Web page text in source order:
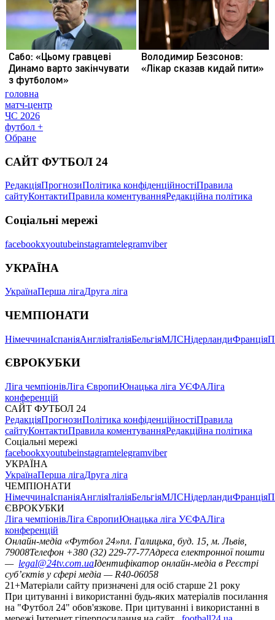
головна
матч-центр
ЧС 2026
футбол +
Обране
САЙТ ФУТБОЛ 24
РедакціяПрогнозиПолітика конфіденційностіПравила
сайтуКонтактиПравила коментуванняРедакційна політика
Соціальні мережі
facebookxyoutubeinstagramtelegramviber
УКРАЇНА
УкраїнаПерша лігаДруга ліга
ЧЕМПІОНАТИ
НімеччинаІспаніяАнгліяІталіяБельгіяМЛСНідерландиФранція
ЄВРОКУБКИ
Ліга чемпіонівЛіга ЄвропиЮнацька ліга УЄФАЛіга
конференцій
САЙТ ФУТБОЛ 24
РедакціяПрогнозиПолітика конфіденційностіПравила
сайтуКонтактиПравила коментуванняРедакційна політика
Соціальні мережі
facebookxyoutubeinstagramtelegramviber
УКРАЇНА
УкраїнаПерша лігаДруга ліга
ЧЕМПІОНАТИ
НімеччинаІспаніяАнгліяІталіяБельгіяМЛСНідерландиФранція
ЄВРОКУБКИ
Ліга чемпіонівЛіга ЄвропиЮнацька ліга УЄФАЛіга
конференцій
Онлайн-медіа «Футбол 24»пл. Галицька, буд. 15, м. Львів,
79008Телефон +380 (32) 229-77-77Адреса електронної пошти
— legal@24tv.com.uaІдентифікатор онлайн-медіа в Реєстрі
суб’єктів у сфері медіа — R40-06058
21+Матеріали сайту призначені для осіб старше 21 року
При цитуванні і використанні будь-яких матеріалів посилання
на "Футбол 24" обов'язкове. При цитуванні і використанні в